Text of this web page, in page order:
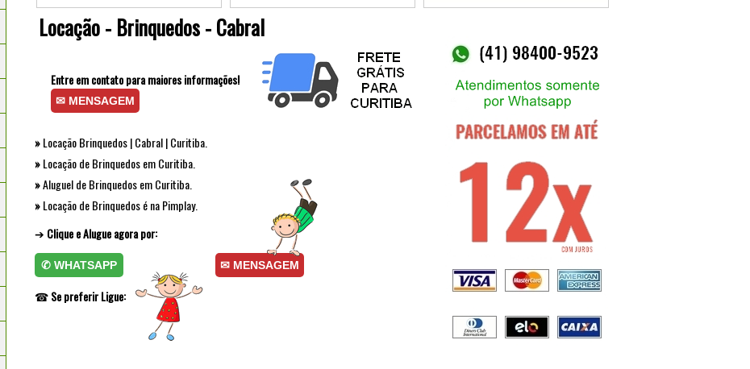
Locação - Brinquedos - Cabral
Entre em contato para maiores informações!
✉ MENSAGEM
»Locação Brinquedos | Cabral | Curitiba.
»Locação de Brinquedos em Curitiba.
»Aluguel de Brinquedos em Curitiba.
»Locação de Brinquedos é na Pimplay.
➔ Clique e Alugue agora por:
✆ WHATSAPP ✉ MENSAGEM
☎Se preferir Ligue: